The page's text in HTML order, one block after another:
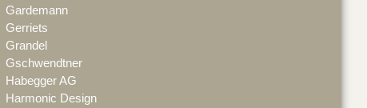
Gardemann
Gerriets
Grandel
Gschwendtner
Habegger AG
Harmonic Design